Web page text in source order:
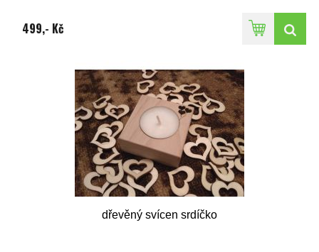
499,- Kč
dřevěný svícen srdíčko